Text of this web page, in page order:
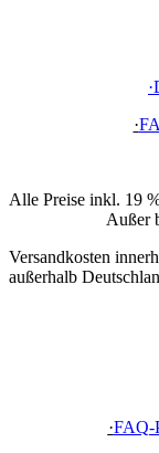
·
Alle Preise inkl. 19
Außer
Versandkosten
außerhalb
·FAQ-